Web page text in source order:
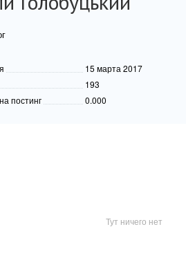
15 марта 2017
193
постинг
0.000
Тут ничего нет